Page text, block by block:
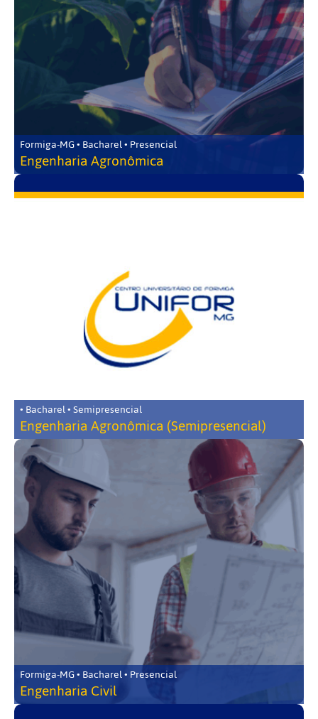
Formiga-MG • Bacharel • Presencial
Engenharia Agronômica
• Bacharel • Semipresencial
Engenharia Agronômica (Semipresencial)
Formiga-MG • Bacharel • Presencial
Engenharia Civil